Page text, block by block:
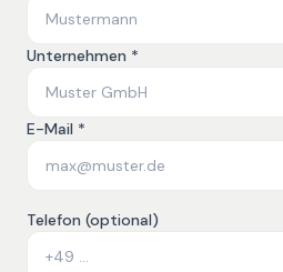
Unternehmen *
E-Mail *
Telefon (optional)